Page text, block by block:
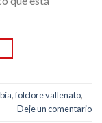
,folclore vallenato,
Deje un comentario